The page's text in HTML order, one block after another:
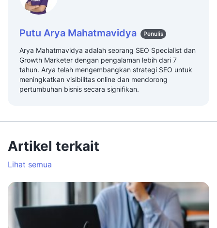
Putu Arya Mahatmavidya Penulis
Arya Mahatmavidya adalah seorang SEO Specialist dan
Growth Marketer dengan pengalaman lebih dari 7
tahun. Arya telah mengembangkan strategi SEO untuk
meningkatkan visibilitas online dan mendorong
pertumbuhan bisnis secara signifikan.
Artikel terkait
Lihat semua